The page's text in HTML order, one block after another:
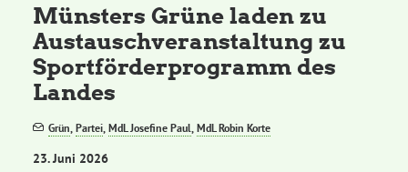
Münsters Grüne laden zu
Austauschveranstaltung zu
Sportförderprogramm des
Landes
Grün,Partei,MdL Josefine Paul,MdL Robin Korte
23. Juni 2026